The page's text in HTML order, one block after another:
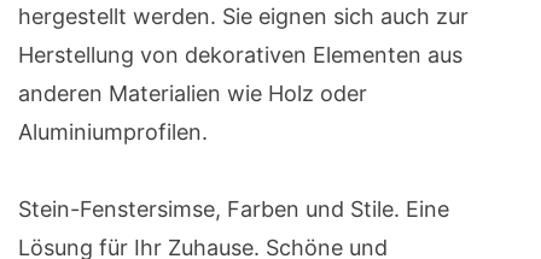
hergestellt werden. Sie eignen sich auch zur
Herstellung von dekorativen Elementen aus
anderen Materialien wie Holz oder
Aluminiumprofilen.
Stein-Fenstersimse, Farben und Stile. Eine
Lösung für Ihr Zuhause. Schöne und